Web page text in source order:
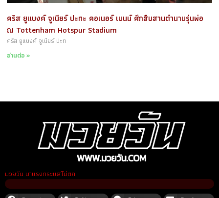
คริส ยูแบงค์ จูเนียร์ ปะทะ คอเนอร์ เบนน์ ศึกสืบสานตำนานรุ่นพ่อ
ณ Tottenham Hotspur Stadium
คริส ยูแบงค์ จูเนียร์ ปะท
อ่านต่อ »
มวยวัน มาแรงกระแสไม่ตก